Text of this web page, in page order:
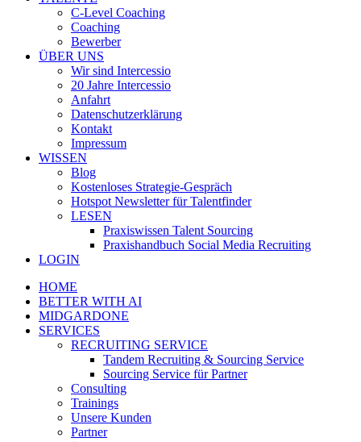
C-Level Coaching
Coaching
Bewerber
ÜBER UNS
Wir sind Intercessio
20 Jahre Intercessio
Anfahrt
Datenschutzerklärung
Kontakt
Impressum
WISSEN
Blog
Kostenloses Strategie-Gespräch
Hotspot Newsletter für Talentfinder
LESEN
Praxiswissen Talent Sourcing
Praxishandbuch Social Media Recruiting
LOGIN
HOME
BETTER WITH AI
MIDGARDONE
SERVICES
RECRUITING SERVICE
Tandem Recruiting & Sourcing Service
Sourcing Service für Partner
Consulting
Trainings
Unsere Kunden
Partner